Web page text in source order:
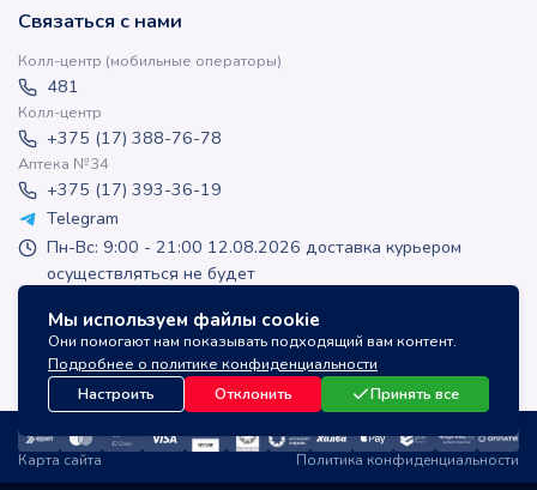
Мы используем файлы cookie
Они помогают нам показывать подходящий вам контент.
Подробнее о политике конфиденциальности
Настроить
Отклонить Принять все
Связаться с нами
Колл-центр (мобильные операторы)
481
Колл-центр
+375 (17) 388-76-78
Аптека №34
+375 (17) 393-36-19
Telegram
Пн-Вс: 9:00 - 21:00 12.08.2026 доставка курьером
осуществляться не будет
inlek_apteka
inlek_apteka
Карта сайта Политика конфиденциальности